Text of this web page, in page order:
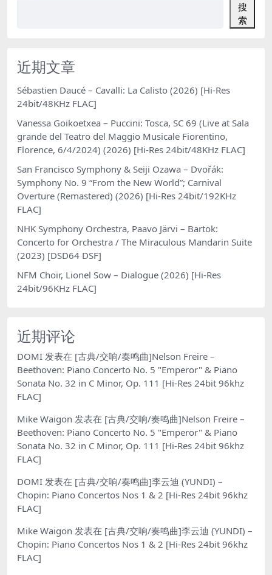
搜
索
近期文章
Sébastien Daucé – Cavalli: La Calisto (2026) [Hi-Res
24bit/48KHz FLAC]
Vanessa Goikoetxea – Puccini: Tosca, SC 69 (Live at Sala
grande del Teatro del Maggio Musicale Fiorentino,
Florence, 6/4/2024) (2026) [Hi-Res 24bit/48KHz FLAC]
San Francisco Symphony & Seiji Ozawa – Dvořák:
Symphony No. 9 “From the New World”; Carnival
Overture (Remastered) (2026) [Hi-Res 24bit/192KHz
FLAC]
NHK Symphony Orchestra, Paavo Järvi – Bartok:
Concerto for Orchestra / The Miraculous Mandarin Suite
(2023) [DSD64 DSF]
NFM Choir, Lionel Sow – Dialogue (2026) [Hi-Res
24bit/96KHz FLAC]
近期评论
DOMI 发表在 [古典/交响/奏鸣曲]Nelson Freire –
Beethoven: Piano Concerto No. 5 "Emperor" & Piano
Sonata No. 32 in C Minor, Op. 111 [Hi-Res 24bit 96khz
FLAC]
Mike Waigon 发表在 [古典/交响/奏鸣曲]Nelson Freire –
Beethoven: Piano Concerto No. 5 "Emperor" & Piano
Sonata No. 32 in C Minor, Op. 111 [Hi-Res 24bit 96khz
FLAC]
DOMI 发表在 [古典/交响/奏鸣曲]李云迪 (YUNDI) –
Chopin: Piano Concertos Nos 1 & 2 [Hi-Res 24bit 96khz
FLAC]
Mike Waigon 发表在 [古典/交响/奏鸣曲]李云迪 (YUNDI) –
Chopin: Piano Concertos Nos 1 & 2 [Hi-Res 24bit 96khz
FLAC]